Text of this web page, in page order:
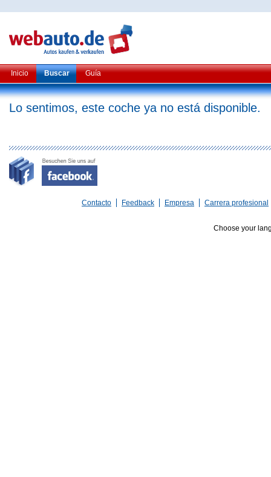
Inicio Buscar Guía
Lo sentimos, este coche ya no está disponible.
Contacto Feedback Empresa Carrera profesional
Choose your